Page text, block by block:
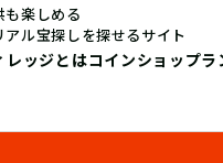
も楽しめる
アル宝探しを探せるサイト
レッジとはコインショップラ